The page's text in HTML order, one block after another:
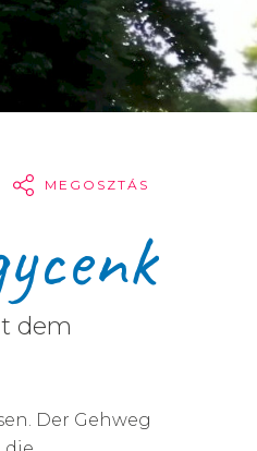
MEGOSZTÁS
dem
Der Gehweg